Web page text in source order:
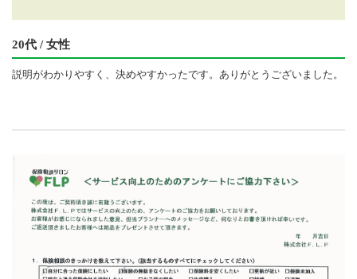
20代 / 女性
説明がわかりやすく、決めやすかったです。ありがとうございました。